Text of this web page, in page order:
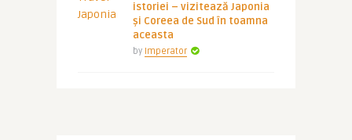
istoriei – vizitează Japonia
și Coreea de Sud în toamna
aceasta
by Imperator